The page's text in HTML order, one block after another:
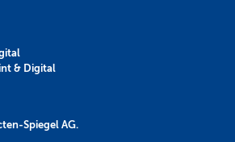
Spiegel AG.
& Digital